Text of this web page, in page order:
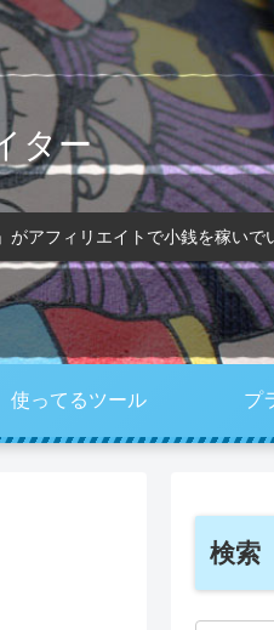
ター
がアフィリエイトで小銭を稼いで
使ってるツール プ
検索